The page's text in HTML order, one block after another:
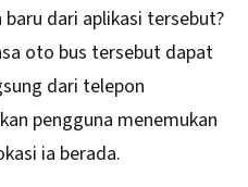
baru dari aplikasi tersebut?
oto bus tersebut dapat
dari telepon
pengguna menemukan
ia berada.